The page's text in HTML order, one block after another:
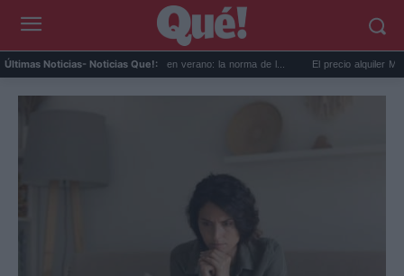
Últimas Noticias- Noticias Que!:
Viajar con perro en coche en verano: la norma de l... El precio alquiler Mérida